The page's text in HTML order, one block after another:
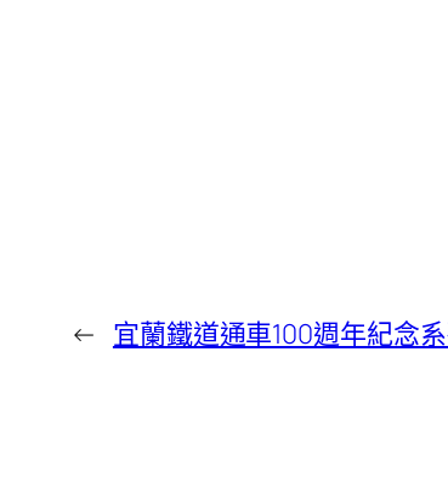
← 宜蘭鐵道通車100週年紀念